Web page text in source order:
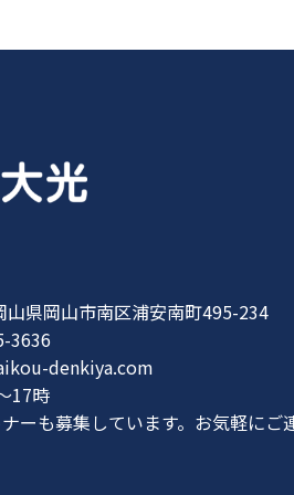
県岡山市南区浦安南町495-234
3636
denkiya.com
17時
ーも募集しています。お気軽にご